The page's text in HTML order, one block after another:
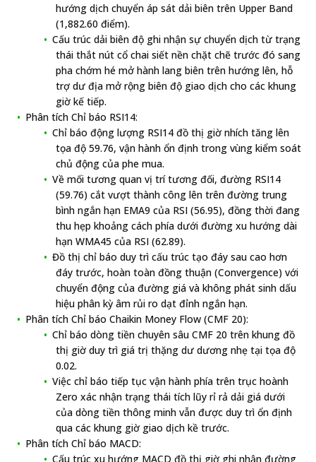
hướng dịch chuyển áp sát dải biên trên Upper Band
(1,882.60 điểm).
Cấu trúc dải biên độ ghi nhận sự chuyển dịch từ trạng
thái thắt nút cổ chai siết nền chặt chẽ trước đó sang
pha chớm hé mở hành lang biên trên hướng lên, hỗ
trợ dư địa mở rộng biên độ giao dịch cho các khung
giờ kế tiếp.
Phân tích Chỉ báo RSI14:
Chỉ báo động lượng RSI14 đồ thị giờ nhích tăng lên
tọa độ 59.76, vận hành ổn định trong vùng kiểm soát
chủ động của phe mua.
Về mối tương quan vị trí tương đối, đường RSI14
(59.76) cắt vượt thành công lên trên đường trung
bình ngắn hạn EMA9 của RSI (56.95), đồng thời đang
thu hẹp khoảng cách phía dưới đường xu hướng dài
hạn WMA45 của RSI (62.89).
Đồ thị chỉ báo duy trì cấu trúc tạo đáy sau cao hơn
đáy trước, hoàn toàn đồng thuận (Convergence) với
chuyển động của đường giá và không phát sinh dấu
hiệu phân kỳ âm rủi ro dạt đỉnh ngắn hạn.
Phân tích Chỉ báo Chaikin Money Flow (CMF 20):
Chỉ báo dòng tiền chuyên sâu CMF 20 trên khung đồ
thị giờ duy trì giá trị thặng dư dương nhẹ tại tọa độ
0.02.
Việc chỉ báo tiếp tục vận hành phía trên trục hoành
Zero xác nhận trạng thái tích lũy rỉ rả dải giá dưới
của dòng tiền thông minh vẫn được duy trì ổn định
qua các khung giờ giao dịch kề trước.
Phân tích Chỉ báo MACD:
Cấu trúc xu hướng MACD đồ thị giờ ghi nhận đường